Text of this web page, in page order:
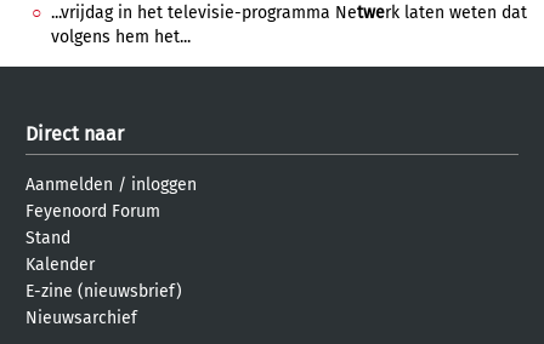
...vrijdag in het televisie-programma Netwerk laten weten dat
volgens hem het...
Direct naar
Aanmelden / inloggen
Feyenoord Forum
Stand
Kalender
E-zine (nieuwsbrief)
Nieuwsarchief